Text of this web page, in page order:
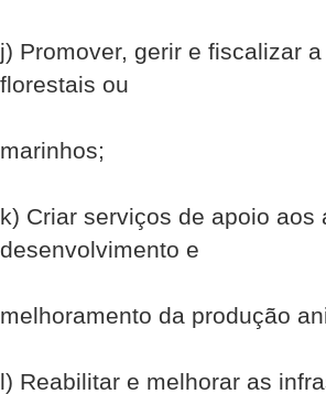
j) Promover, gerir e fiscalizar
florestais ou
marinhos;
k) Criar serviços de apoio
desenvolvimento e
melhoramento da produção
l) Reabilitar e melhorar as